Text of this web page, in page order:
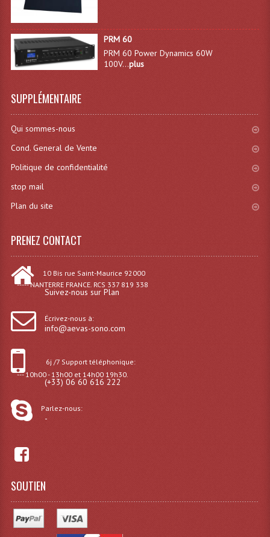
Lecteurs Cd À Plats Lecteur MP3
Lecteurs Double Cd Mixage Intégrée
Limiteur De Niveau Sonore
Microphones Scène Et Studio
Micro Sans Fil HF VHF 200MHZ
Micros De Studio
Pupitre Pour Discours
PRM 60
PRM 60 Power Dynamics 60W
100V...plus
SUPPLÉMENTAIRE
Qui sommes-nous
Cond. General de Vente
Politique de confidentialité
stop mail
Plan du site
PRENEZ CONTACT
10 Bis rue Saint-Maurice 92000
----- NANTERRE FRANCE. RCS 337 819 338
Suivez-nous sur Plan
Écrivez-nous à:
info@aevas-sono.com
6j /7 Support téléphonique:
--- 10h00 - 13h00 et 14h00 19h30.
(+33) 06 60 616 222
Parlez-nous:
-
SOUTIEN